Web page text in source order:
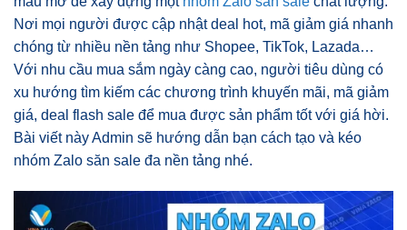
Nơi mọi người được cập nhật deal hot, mã giảm giá nhanh
chóng từ nhiều nền tảng như Shopee, TikTok, Lazada…
Với nhu cầu mua sắm ngày càng cao, người tiêu dùng có
xu hướng tìm kiếm các chương trình khuyến mãi, mã giảm
giá, deal flash sale để mua được sản phẩm tốt với giá hời.
Bài viết này Admin sẽ hướng dẫn bạn cách tạo và kéo
nhóm Zalo săn sale đa nền tảng nhé.